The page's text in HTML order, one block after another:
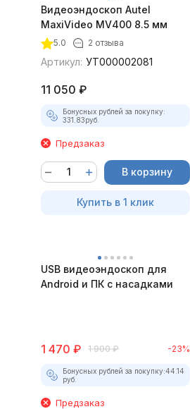
Видеоэндоскоп Autel
MaxiVideo MV400 8.5 мм
5.0 2 отзыва
Артикул: УТ000002081
11 050 ₽
Бонусных рублей за покупку:
331.83руб.
Предзаказ
В корзину
Купить в 1 клик
USB видеоэндоскоп для
Android и ПК с насадками
1 470 ₽ 1 900 ₽ -23%
Бонусных рублей за покупку:44.14
руб.
Предзаказ